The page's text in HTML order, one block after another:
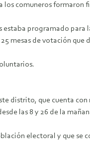
los comuneros formaron
estaba programado para
mesas de votación
distrito, que cuenta
las 8 y 26 de la
electoral y que se